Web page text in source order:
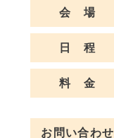
会 場
日 程
料 金
お問い合わせ